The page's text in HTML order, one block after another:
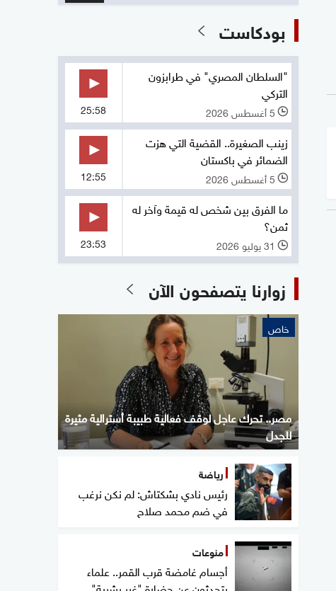
بودكاست
"السلطان المصري" في طرابزون
التركي
l 5 أغسطس 2026 25:58
زينب الصغيرة.. القضية التي هزت
الضمائر في باكستان
l 5 أغسطس 2026 12:55
ما الفرق بين شخص له قيمة وآخر له
ثمن؟
l 31 يوليو 2026 23:53
زوارنا يتصفحون الآن
خاص
مصر.. تحرك عاجل لوقف فعالية طبيبة أسترالية مثيرة
للجدل
رياضة
رئيس نادي بشكتاش: لم نكن نرغب
في ضم محمد صلاح
منوعات
أجسام غامضة قرب القمر.. علماء